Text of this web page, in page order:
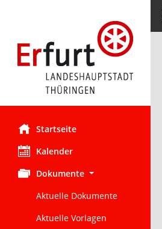
Startseite
Kalender
Dokumente
Aktuelle Dokumente
Aktuelle Vorlagen